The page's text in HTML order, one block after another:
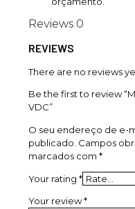
Reviews 0
REVIEWS
There are no reviews
Be the first to review “M.
VDC”
O seu endereço de e-
publicado. Campos
marcados com *
Your rating *
Your review*